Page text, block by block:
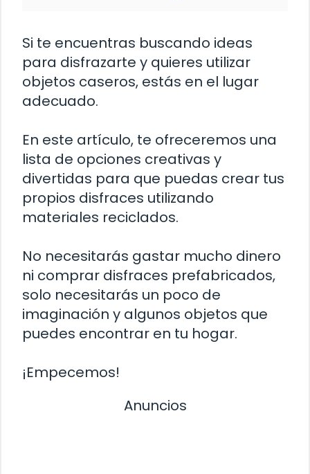
Si te encuentras buscando ideas
para disfrazarte y quieres utilizar
objetos caseros, estás en el lugar
adecuado.
En este artículo, te ofreceremos una
lista de opciones creativas y
divertidas para que puedas crear tus
propios disfraces utilizando
materiales reciclados.
No necesitarás gastar mucho dinero
ni comprar disfraces prefabricados,
solo necesitarás un poco de
imaginación y algunos objetos que
puedes encontrar en tu hogar.
¡Empecemos!
Anuncios